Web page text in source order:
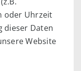
oder Uhrzeit
dieser Daten
Website